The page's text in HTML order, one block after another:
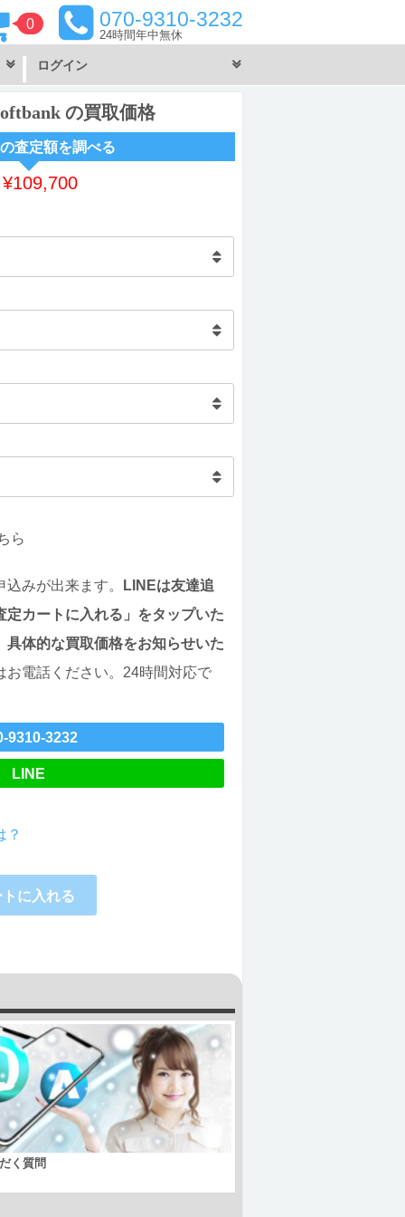
070-9310-3232
24時間年中無休
0
ログイン
の買取価格
査定額を調べる
¥109,700
ら
みが出来ます。
LINEは友達追
定カートに入れる」をタップいた
具体的な買取価格をお知らせいた
お電話ください。24時間対応で
9310-3232
LINE
？
に入れる
く質問